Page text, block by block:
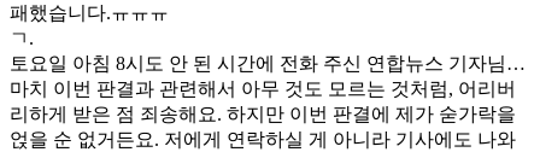
패했습니다.ㅠㅠㅠ
ㄱ.
토요일 아침 8시도 안 된 시간에 전화 주신 연합뉴스 기자님…
마치 이번 판결과 관련해서 아무 것도 모르는 것처럼, 어리버
리하게 받은 점 죄송해요. 하지만 이번 판결에 제가 숟가락을
얹을 순 없거든요. 저에게 연락하실 게 아니라 기사에도 나와